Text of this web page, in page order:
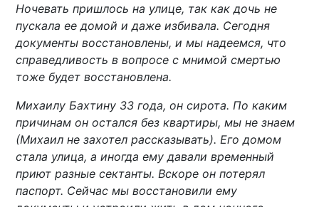
Ночевать пришлось на улице, так как дочь не
пускала ее домой и даже избивала. Сегодня
документы восстановлены, и мы надеемся, что
справедливость в вопросе с мнимой смертью
тоже будет восстановлена.
Михаилу Бахтину 33 года, он сирота. По каким
причинам он остался без квартиры, мы не знаем
(Михаил не захотел рассказывать). Его домом
стала улица, а иногда ему давали временный
приют разные сектанты. Вскоре он потерял
паспорт. Сейчас мы восстановили ему